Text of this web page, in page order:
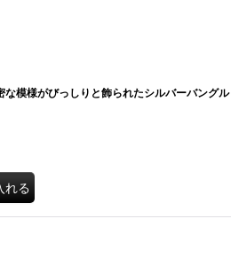
模様がびっしりと飾られたシルバーバングル
れる